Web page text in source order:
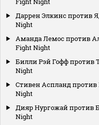
Даррен Элкинс против
Night
Аманда Лемос против
Fight Night
Билли Рэй Гофф против
Night
Стивен Аспланд против
Night
Дияр Нургожай против
Night